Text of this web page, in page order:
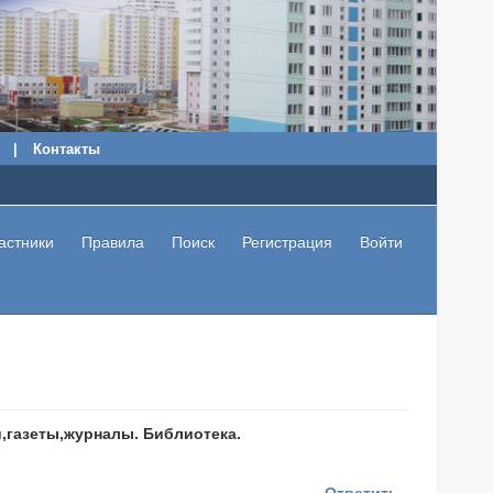
Контакты
Правила Поиск Регистрация Войти
Библиотека.